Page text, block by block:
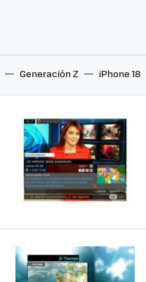
Generación Z iPhone 18